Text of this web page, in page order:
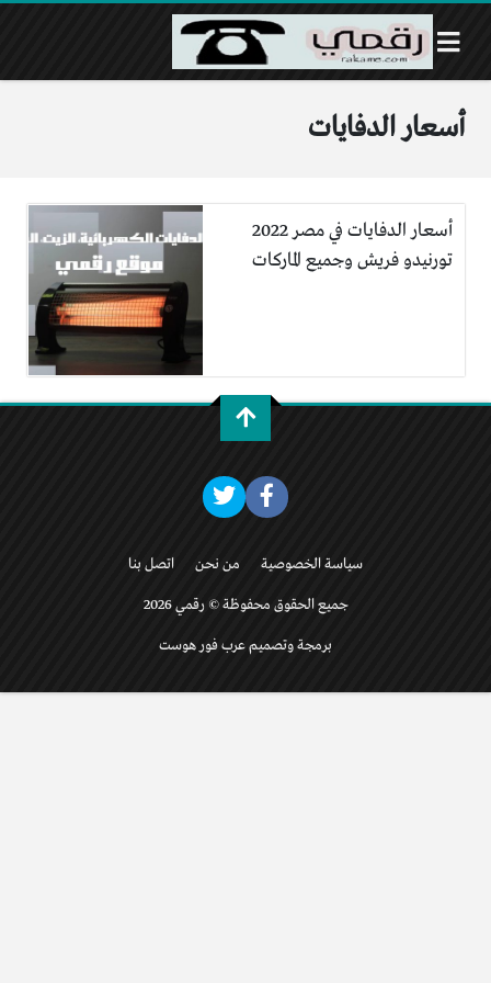
أسعار الدفايات
أسعار الدفايات في مصر 2022
تورنيدو فريش وجميع الماركات
سياسة الخصوصية من نحن اتصل بنا
جميع الحقوق محفوظة © رقمي 2026
برمجة وتصميم عرب فور هوست